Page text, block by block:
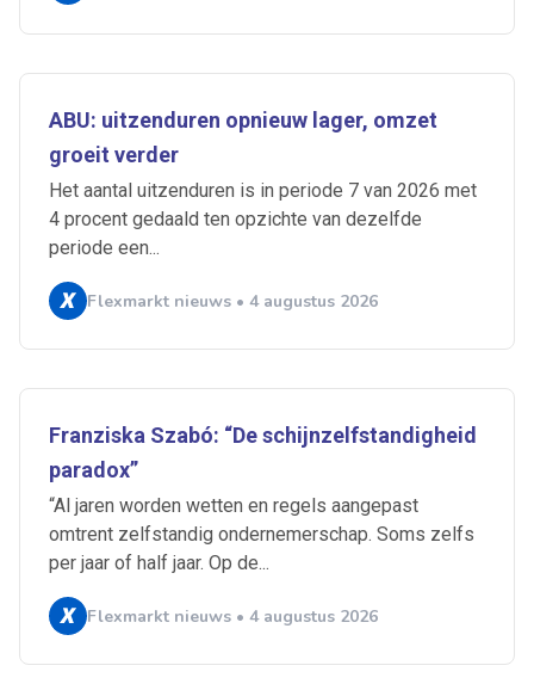
ABU: uitzenduren opnieuw lager, omzet
groeit verder
Het aantal uitzenduren is in periode 7 van 2026 met
4 procent gedaald ten opzichte van dezelfde
periode een...
Flexmarkt nieuws • 4 augustus 2026
Franziska Szabó: “De schijnzelfstandigheid
paradox”
“Al jaren worden wetten en regels aangepast
omtrent zelfstandig ondernemerschap. Soms zelfs
per jaar of half jaar. Op de...
Flexmarkt nieuws • 4 augustus 2026